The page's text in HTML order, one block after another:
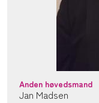
Anden høvedsmand
Jan Madsen